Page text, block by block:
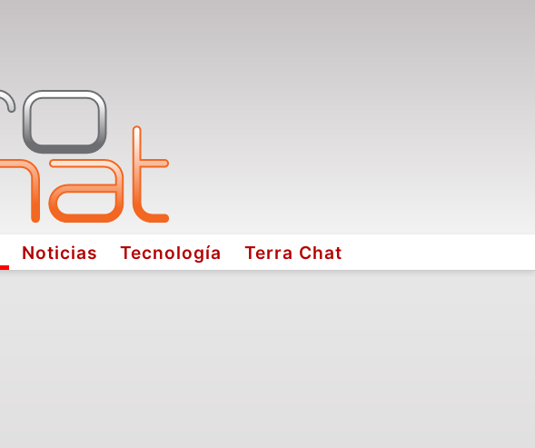
Noticias Tecnología Terra Chat